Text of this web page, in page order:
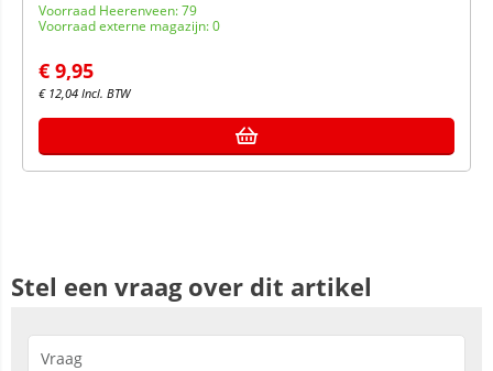
Voorraad Heerenveen: 79
Voorraad externe magazijn: 0
€ 9,95
€ 12,04 Incl. BTW
Stel een vraag over dit artikel